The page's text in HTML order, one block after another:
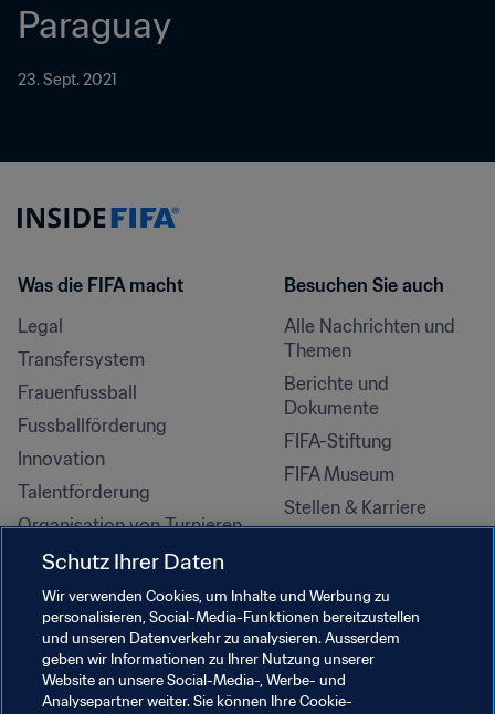
Paraguay
23. Sept. 2021
Was die FIFA macht
Legal
Transfersystem
Frauenfussball
Fussballförderung
Innovation
Talentförderung
Organisation von Turnieren
Nachhaltigkeit
Menschenrechte und
Antidiskriminierung
Gesundheit und Medizin
Bildungsinitiativen
Besuchen Sie auch
Alle Nachrichten und
Themen
Berichte und
Dokumente
FIFA-Stiftung
FIFA Museum
Stellen & Karriere
Schutz Ihrer Daten
Wir verwenden Cookies, um Inhalte und Werbung zu
personalisieren, Social-Media-Funktionen bereitzustellen
und unseren Datenverkehr zu analysieren. Ausserdem
geben wir Informationen zu Ihrer Nutzung unserer
Website an unsere Social-Media-, Werbe- und
Analysepartner weiter. Sie können Ihre Cookie-